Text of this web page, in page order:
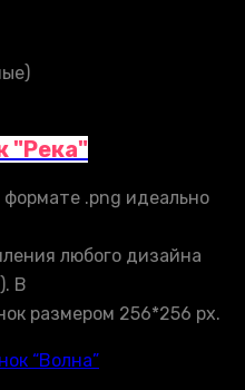
"Река"
формате .png идеально
любого дизайна
В
размером 256*256 px.
“Волна”